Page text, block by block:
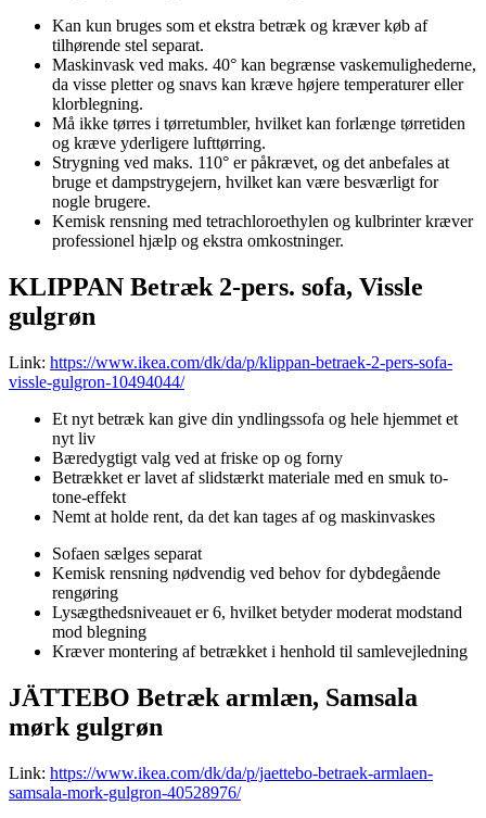
Kan kun bruges som et ekstra betræk og kræver køb af
tilhørende stel separat.
Maskinvask ved maks. 40° kan begrænse vaskemulighederne,
da visse pletter og snavs kan kræve højere temperaturer eller
klorblegning.
Må ikke tørres i tørretumbler, hvilket kan forlænge tørretiden
og kræve yderligere lufttørring.
Strygning ved maks. 110° er påkrævet, og det anbefales at
bruge et dampstrygejern, hvilket kan være besværligt for
nogle brugere.
Kemisk rensning med tetrachloroethylen og kulbrinter kræver
professionel hjælp og ekstra omkostninger.
KLIPPAN Betræk 2-pers. sofa, Vissle
gulgrøn
Link: https://www.ikea.com/dk/da/p/klippan-betraek-2-pers-sofa-
vissle-gulgron-10494044/
Et nyt betræk kan give din yndlingssofa og hele hjemmet et
nyt liv
Bæredygtigt valg ved at friske op og forny
Betrækket er lavet af slidstærkt materiale med en smuk to-
tone-effekt
Nemt at holde rent, da det kan tages af og maskinvaskes
Sofaen sælges separat
Kemisk rensning nødvendig ved behov for dybdegående
rengøring
Lysægthedsniveauet er 6, hvilket betyder moderat modstand
mod blegning
Kræver montering af betrækket i henhold til samlevejledning
JÄTTEBO Betræk armlæn, Samsala
mørk gulgrøn
Link: https://www.ikea.com/dk/da/p/jaettebo-betraek-armlaen-
samsala-mork-gulgron-40528976/